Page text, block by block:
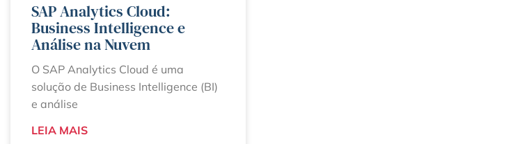
SAP Analytics Cloud:
Business Intelligence e
Análise na Nuvem
O SAP Analytics Cloud é uma
solução de Business Intelligence (BI)
e análise
LEIA MAIS